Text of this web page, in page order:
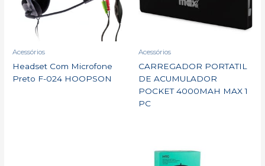
Acessórios
Headset Com Microfone
Preto F-024 HOOPSON
Acessórios
CARREGADOR PORTATIL
DE ACUMULADOR
POCKET 4000MAH MAX 1
PC